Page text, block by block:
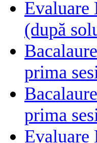
(după
prima
prima